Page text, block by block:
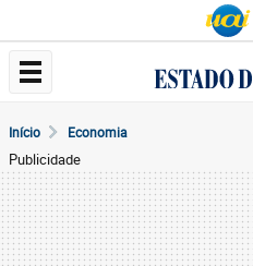
Início Economia
Publicidade